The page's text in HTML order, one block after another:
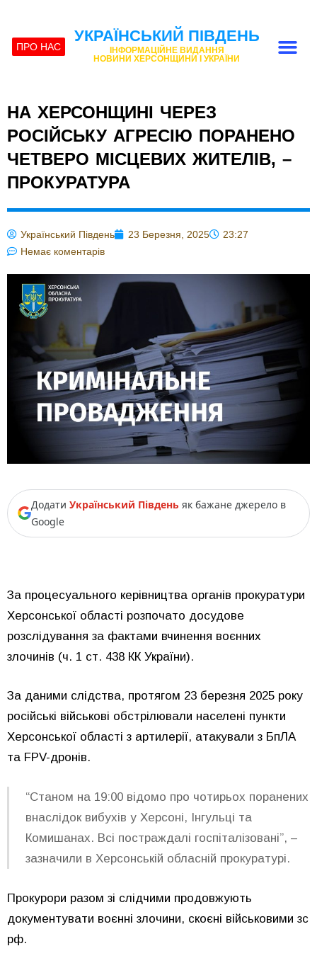
ПРО НАС
УКРАЇНСЬКИЙ ПІВДЕНЬ
ІНФОРМАЦІЙНЕ ВИДАННЯ
НОВИНИ ХЕРСОНЩИНИ І УКРАЇНИ
НА ХЕРСОНЩИНІ ЧЕРЕЗ
РОСІЙСЬКУ АГРЕСІЮ ПОРАНЕНО
ЧЕТВЕРО МІСЦЕВИХ ЖИТЕЛІВ, –
ПРОКУРАТУРА
Український Південь 23 Березня, 2025
23:27
Немає коментарів
Додати Український Південь як бажане джерело в
Google
За процесуального керівництва органів прокуратури
Херсонської області розпочато досудове
розслідування за фактами вчинення воєнних
злочинів (ч. 1 ст. 438 КК України).
За даними слідства, протягом 23 березня 2025 року
російські військові обстрілювали населені пункти
Херсонської області з артилерії, атакували з БпЛА
та FPV-дронів.
“Станом на 19:00 відомо про чотирьох поранених
внаслідок вибухів у Херсоні, Інгульці та
Комишанах. Всі постраждалі госпіталізовані”, –
зазначили в Херсонській обласній прокуратурі.
Прокурори разом зі слідчими продовжують
документувати воєнні злочини, скоєні військовими зс
рф.